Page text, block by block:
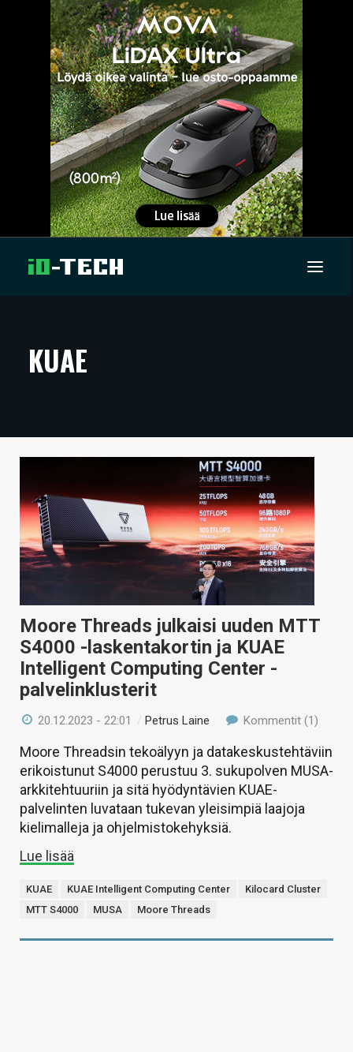
ARTIKKELIT
TECHBBS
HINTA.FI
KAUPPA
VAIHDA TEEMA
HAKU
KUAE
Moore Threads julkaisi uuden MTT
S4000 -laskentakortin ja KUAE
Intelligent Computing Center -
palvelinklusterit
20.12.2023 - 22:01 /Petrus Laine Kommentit (1)
Moore Threadsin tekoälyyn ja datakeskustehtäviin
erikoistunut S4000 perustuu 3. sukupolven MUSA-
arkkitehtuuriin ja sitä hyödyntävien KUAE-
palvelinten luvataan tukevan yleisimpiä laajoja
kielimalleja ja ohjelmistokehyksiä.
Lue lisää
KUAE KUAE Intelligent Computing Center
Kilocard Cluster
MTT S4000
MUSA Moore Threads